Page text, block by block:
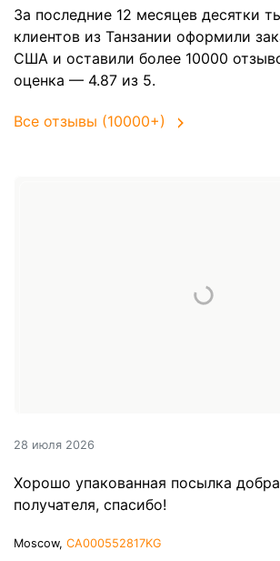
За последние 12 месяцев десятки
клиентов из Танзании оформили
США и оставили более 10000
оценка — 4.87 из 5.
Все отзывы (10000+)
28 июля 2026
Хорошо упакованная посылка
получателя, спасибо!
Moscow, CA000552817KG